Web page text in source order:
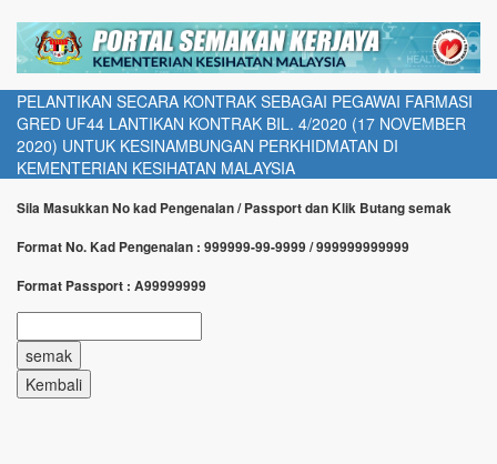
PELANTIKAN SECARA KONTRAK SEBAGAI PEGAWAI FARMASI
GRED UF44 LANTIKAN KONTRAK BIL. 4/2020 (17 NOVEMBER
2020) UNTUK KESINAMBUNGAN PERKHIDMATAN DI
KEMENTERIAN KESIHATAN MALAYSIA
Sila Masukkan No kad Pengenalan / Passport dan Klik Butang semak
Format No. Kad Pengenalan : 999999-99-9999 / 999999999999
Format Passport : A99999999